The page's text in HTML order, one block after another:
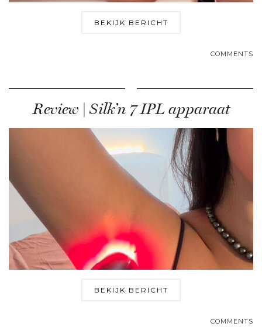
BEKIJK BERICHT
COMMENTS
Review | Silk’n 7 IPL apparaat
BEKIJK BERICHT
COMMENTS